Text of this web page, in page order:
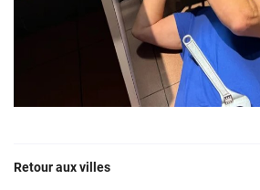
Retour aux villes